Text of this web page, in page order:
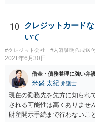
が難しくなります。 お早め
場合は、弁護士に相談される
10
クレジットカード
いて
#クレジット会社 #内容証明作成送
2021年6月30日
借金・債務整理に強い弁
米盛 太紀 弁護士
現在の勤務先を先方に知られ
される可能性は高くありませ
財産開示手続まで行わないこ